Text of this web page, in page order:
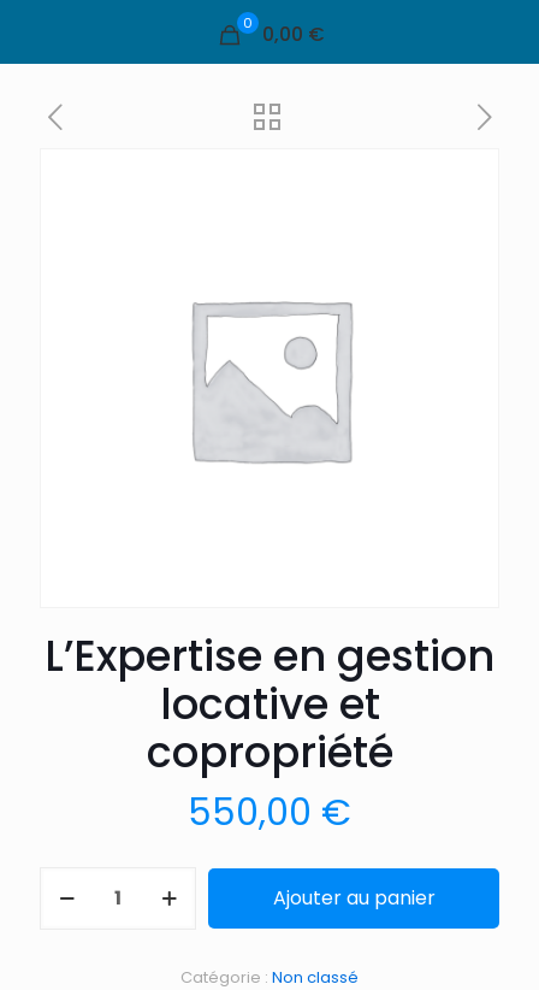
0 0,00 €
L’Expertise en gestion
locative et
copropriété
550,00 €
Ajouter au panier
Catégorie : Non classé